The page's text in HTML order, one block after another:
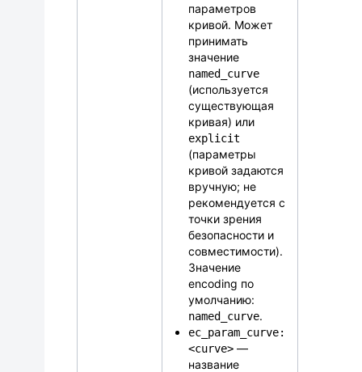
параметров
кривой. Может
принимать
значение
named_curve
(используется
существующая
кривая) или
explicit
(параметры
кривой задаются
вручную; не
рекомендуется с
точки зрения
безопасности и
совместимости).
Значение
encoding по
умолчанию:
named_curve.
ec_param_curve:
<curve> —
название